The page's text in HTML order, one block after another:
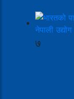
७